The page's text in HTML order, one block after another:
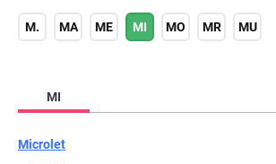
M. MA ME MI MO MR MU
MI
Microlet